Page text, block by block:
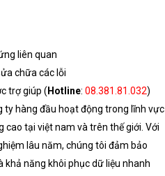
liên quan
chữa các lỗi
trợ giúp ( Hotline: 08.381.81.032)
ty hàng đầu hoạt động trong lĩnh vực
cao tại việt nam và trên thế giới. Với
lâu năm, chúng tôi đảm bảo
khả năng khôi phục dữ liệu nhanh